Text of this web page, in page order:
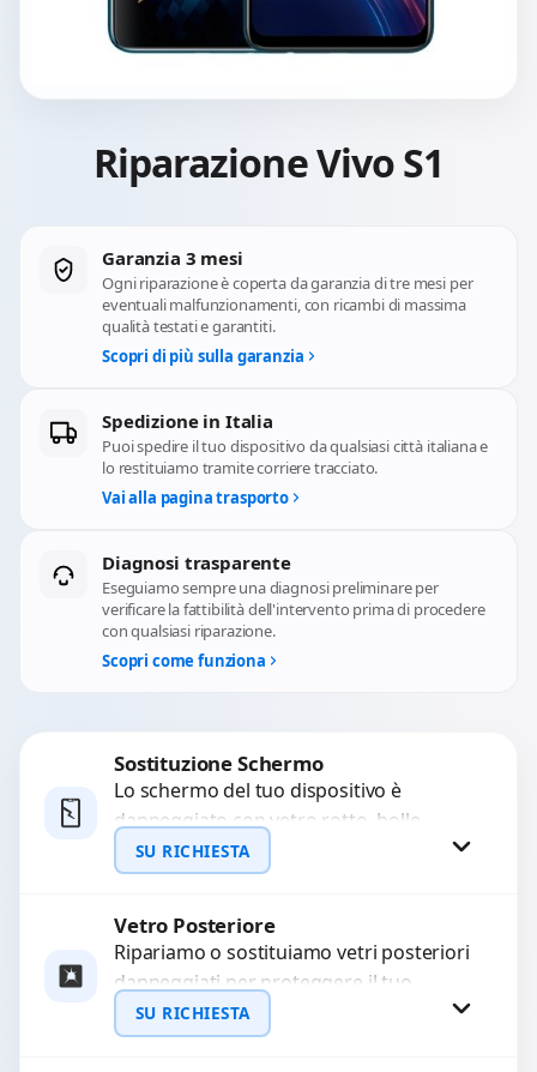
Riparazione Vivo S1
Garanzia 3 mesi
Ogni riparazione è coperta da garanzia di tre mesi per
eventuali malfunzionamenti, con ricambi di massima
qualità testati e garantiti.
Scopri di più sulla garanzia
Spedizione in Italia
Puoi spedire il tuo dispositivo da qualsiasi città italiana e
lo restituiamo tramite corriere tracciato.
Vai alla pagina trasporto
Diagnosi trasparente
Eseguiamo sempre una diagnosi preliminare per
verificare la fattibilità dell'intervento prima di procedere
con qualsiasi riparazione.
Scopri come funziona
Sostituzione Schermo
Lo schermo del tuo dispositivo è
danneggiato con vetro rotto, bolle,
macchie, schermo nero o pixel morti?
Sostituiamo schermi completi...
SU RICHIESTA
Richiedi Preventivo
WhatsApp
Vetro Posteriore
Ripariamo o sostituiamo vetri posteriori
danneggiati per proteggere il tuo
dispositivo e ripristinare l’estetica
originale. Utilizziamo ricambi di alta
SU RICHIESTA